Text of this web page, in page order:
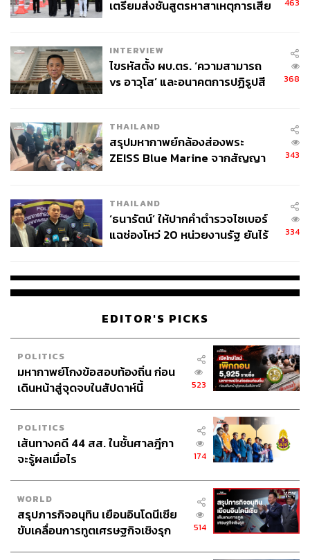
ยอมสละเพื่อสร้างครอบครัว อย่างที่เนื้อหาของละครเล่าถึง
อดีตของบัวว่าเธอเป็นผู้หญิงเก่ง ทำงานหนักจนลูกคลอดก่อน
กำหนด และต้องยอมเสียสละมาดูแลลูก ร้างจากการทำงาน
เป็นสิบปี จนหลงลืมตัวตนคนเดิมไปแล้ว ดังนั้นเมื่อสามีจะ
นอกจากนี้สงครามสมรสยังฉายภาพชีวิตแต่งงานแบบไทยๆ
หรือจะเรียกว่าทั้งเอเชียก็คงได้ คือการแต่งงานไม่ใช่เรื่องของ
หน้าเมื่อรู้ว่าบัวไร้ญาติขาดมิตร พ่อแม่เสียชีวิตหมดแล้ว รวม
เก่ากับแบบใหม่ หรืออย่างชีวิตของเดียร์ที่แต่งงานเข้าไปเป็น
สะใภ้จีน สถานะของเธอตกต่ำลงไปเรื่อยๆ เมื่อเธอไม่มี
ทายาทสืบสกุลให้กับตระกูล นำไปสู่การต้องยอมเป็นหมากใน
แผนทรยศหักหลังอันเจ็บปวด
เตรียมส่งชันสูตรหาสาเหตุการเสีย
INTERVIEW
ไขรหัสตั้ง ผบ.ตร. ‘ความสามารถ
vs อาวุโส’ และอนาคตการปฏิรูปสี
368
THAILAND
สรุปมหากาพย์กล้องส่องพระ
ZEISS Blue Marine จากสัญญา
จ่ายหนี้-แอบระบุแบรนด์
343
THAILAND
‘ธนารัตน์’ ให้ปากคำตำรวจไซเบอร์
แฉช่องโหว่ 20 หน่วยงานรัฐ ยันไร้
334
EDITOR'S PICKS
POLITICS
มหากาพย์โกงข้อสอบท้องถิ่น ก่อน
เดินหน้าสู่จุดจบในสัปดาห์นี้
523
POLITICS
เส้นทางคดี 44 สส. ในชั้นศาลฎีกา
จะรู้ผลเมื่อไร
174
WORLD
สรุปภารกิจอนุทิน เยือนอินโดนีเซีย
ขับเคลื่อนการทูตเศรษฐกิจเชิงรุก
514